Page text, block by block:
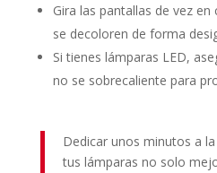
Gira las pantallas de vez en
se decoloren de forma
Sitienes lámparas LED,
no se sobrecaliente para
Dedicar unos minutos a la
tus lámparas no solo